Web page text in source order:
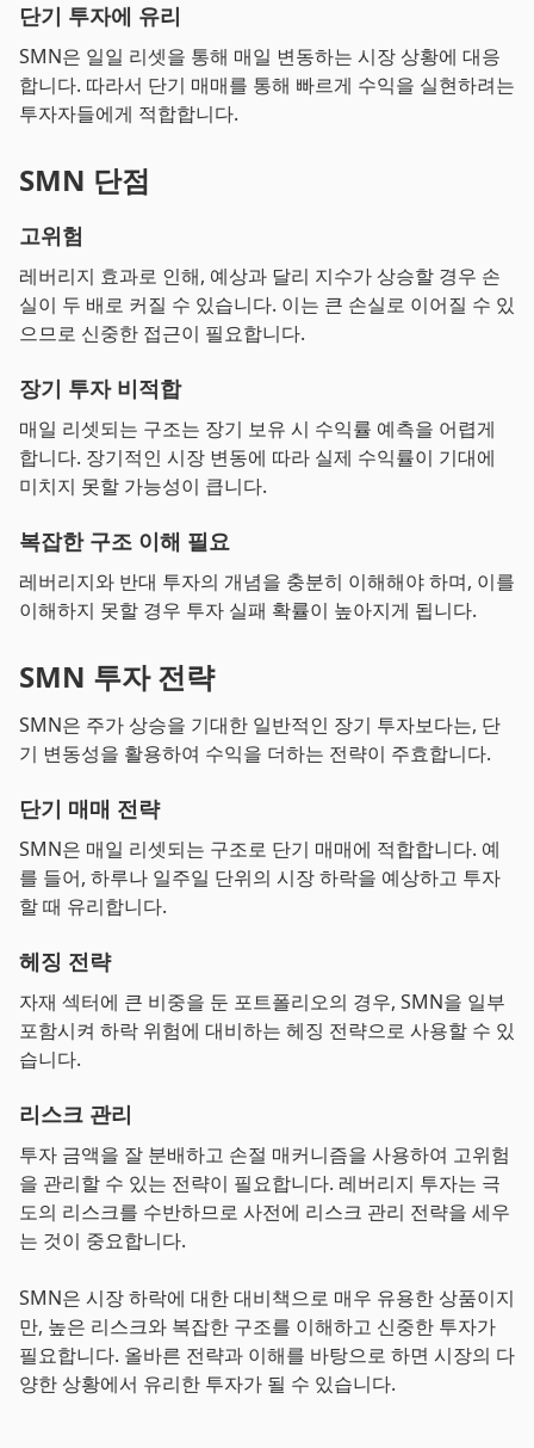
단기 투자에 유리
SMN은 일일 리셋을 통해 매일 변동하는 시장 상황에 대응
합니다. 따라서 단기 매매를 통해 빠르게 수익을 실현하려는
투자자들에게 적합합니다.
SMN 단점
고위험
레버리지 효과로 인해, 예상과 달리 지수가 상승할 경우 손
실이 두 배로 커질 수 있습니다. 이는 큰 손실로 이어질 수 있
으므로 신중한 접근이 필요합니다.
장기 투자 비적합
매일 리셋되는 구조는 장기 보유 시 수익률 예측을 어렵게
합니다. 장기적인 시장 변동에 따라 실제 수익률이 기대에
미치지 못할 가능성이 큽니다.
복잡한 구조 이해 필요
레버리지와 반대 투자의 개념을 충분히 이해해야 하며, 이를
이해하지 못할 경우 투자 실패 확률이 높아지게 됩니다.
SMN 투자 전략
SMN은 주가 상승을 기대한 일반적인 장기 투자보다는, 단
기 변동성을 활용하여 수익을 더하는 전략이 주효합니다.
단기 매매 전략
SMN은 매일 리셋되는 구조로 단기 매매에 적합합니다. 예
를 들어, 하루나 일주일 단위의 시장 하락을 예상하고 투자
할 때 유리합니다.
헤징 전략
자재 섹터에 큰 비중을 둔 포트폴리오의 경우, SMN을 일부
포함시켜 하락 위험에 대비하는 헤징 전략으로 사용할 수 있
습니다.
리스크 관리
투자 금액을 잘 분배하고 손절 매커니즘을 사용하여 고위험
을 관리할 수 있는 전략이 필요합니다. 레버리지 투자는 극
도의 리스크를 수반하므로 사전에 리스크 관리 전략을 세우
는 것이 중요합니다.
SMN은 시장 하락에 대한 대비책으로 매우 유용한 상품이지
만, 높은 리스크와 복잡한 구조를 이해하고 신중한 투자가
필요합니다. 올바른 전략과 이해를 바탕으로 하면 시장의 다
양한 상황에서 유리한 투자가 될 수 있습니다.